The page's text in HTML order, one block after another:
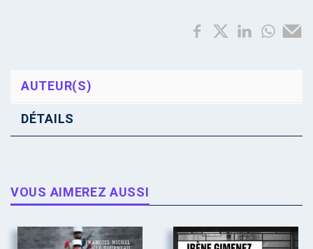
AUTEUR(S)
DÉTAILS
VOUS AIMEREZ AUSSI